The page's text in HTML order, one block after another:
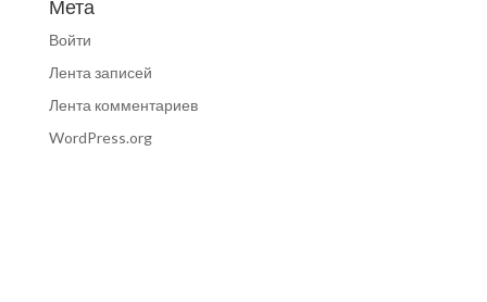
Мета
Войти
Лента записей
Лента комментариев
WordPress.org